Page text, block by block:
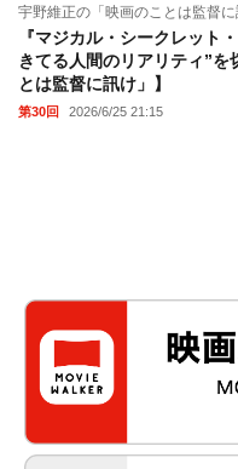
宇野維正の「映画のことは監督に
『マジカル・シークレット
きてる人間のリアリティ”を
とは監督に訊け」】
第30回 2026/6/25 21:15